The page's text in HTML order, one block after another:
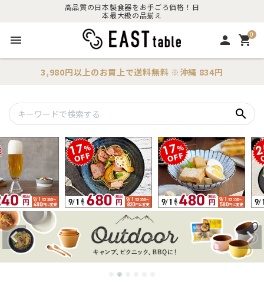
高品質の日本製食器をお手ごろ価格！日
本最大級の品揃え
menu person 0
shopping_cart
3,980円以上のお買上で送料無料 ※沖縄 834円
search